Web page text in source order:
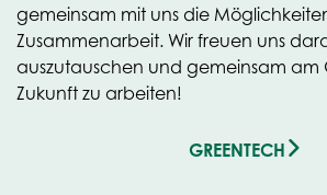
gemeinsam mit uns die
Zusammenarbeit. Wir freuen uns
auszutauschen und gemeinsam
Zukunft zu arbeiten!
GREENTECH